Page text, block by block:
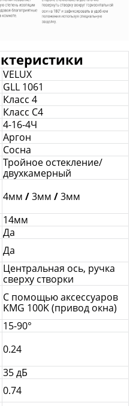
VELUX
GLL 1061
Класс 4
Класс С4
4-16-4Ч
Аргон
Сосна
Тройное остекление/
двухкамерный
4мм /3мм /3мм
14мм
Да
Да
Центральная ось, ручка
сверху створки
С помощью аксессуаров
KMG 100K (привод окна)
15-90°
0.24
35 дБ
0.74